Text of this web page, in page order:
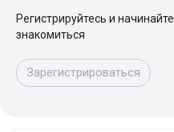
Регистрируйтесь и начинайте
знакомиться
Зарегистрироваться